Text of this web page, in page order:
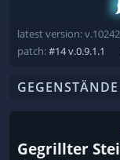
latest version:
patch:#14 v.0.9.1.1
Gegrillter